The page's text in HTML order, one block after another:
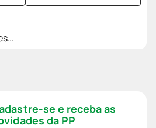
se e receba as
da PP